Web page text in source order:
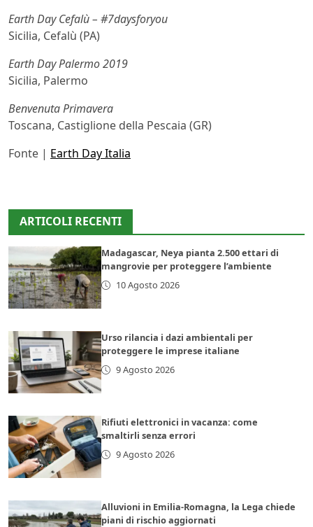
Earth Day Cefalù – #7daysforyou
Sicilia, Cefalù (PA)
Earth Day Palermo 2019
Sicilia, Palermo
Benvenuta Primavera
Toscana, Castiglione della Pescaia (GR)
Fonte | Earth Day Italia
ARTICOLI RECENTI
Madagascar, Neya pianta 2.500 ettari di
mangrovie per proteggere l’ambiente
10 Agosto 2026
Urso rilancia i dazi ambientali per
proteggere le imprese italiane
9 Agosto 2026
Rifiuti elettronici in vacanza: come
smaltirli senza errori
9 Agosto 2026
Alluvioni in Emilia-Romagna, la Lega chiede
piani di rischio aggiornati